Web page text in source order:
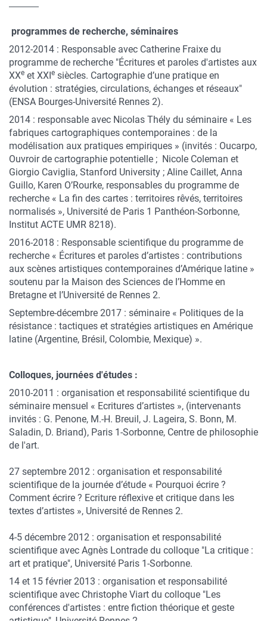
programmes de recherche, séminaires
2012-2014 : Responsable avec Catherine Fraixe du
programme de recherche "Écritures et paroles d'artistes aux
XXe et XXIe siècles. Cartographie d’une pratique en
évolution : stratégies, circulations, échanges et réseaux"
(ENSA Bourges-Université Rennes 2).
2014 : responsable avec Nicolas Thély du séminaire « Les
fabriques cartographiques contemporaines : de la
modélisation aux pratiques empiriques » (invités : Oucarpo,
Ouvroir de cartographie potentielle ; Nicole Coleman et
Giorgio Caviglia, Stanford University ; Aline Caillet, Anna
Guillo, Karen O’Rourke, responsables du programme de
recherche « La fin des cartes : territoires rêvés, territoires
normalisés », Université de Paris 1 Panthéon-Sorbonne,
Institut ACTE UMR 8218).
2016-2018 : Responsable scientifique du programme de
recherche « Écritures et paroles d’artistes : contributions
aux scènes artistiques contemporaines d’Amérique latine »
soutenu par la Maison des Sciences de l’Homme en
Bretagne et l’Université de Rennes 2.
Septembre-décembre 2017 : séminaire « Politiques de la
résistance : tactiques et stratégies artistiques en Amérique
latine (Argentine, Brésil, Colombie, Mexique) ».
Colloques, journées d'études :
2010-2011 : organisation et responsabilité scientifique du
séminaire mensuel « Ecritures d’artistes », (intervenants
invités : G. Penone, M.-H. Breuil, J. Lageira, S. Bonn, M.
Saladin, D. Briand), Paris 1-Sorbonne, Centre de philosophie
de l'art.
27 septembre 2012 : organisation et responsabilité
scientifique de la journée d’étude « Pourquoi écrire ?
Comment écrire ? Ecriture réflexive et critique dans les
textes d’artistes », Université de Rennes 2.
4-5 décembre 2012 : organisation et responsabilité
scientifique avec Agnès Lontrade du colloque "La critique :
art et pratique", Université Paris 1-Sorbonne.
14 et 15 février 2013 : organisation et responsabilité
scientifique avec Christophe Viart du colloque "Les
conférences d'artistes : entre fiction théorique et geste